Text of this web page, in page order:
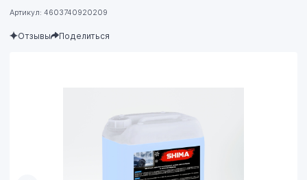
Артикул: 4603740920209
Отзывы Поделиться